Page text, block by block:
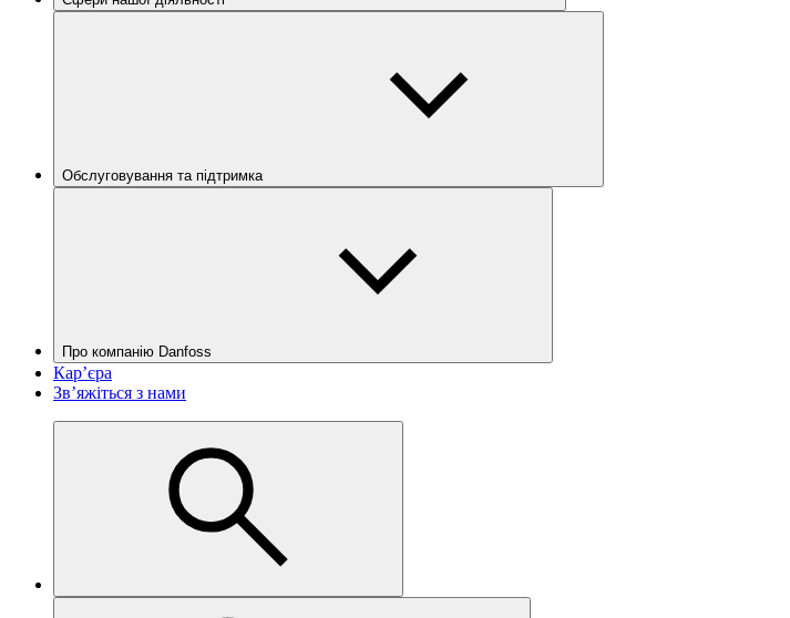
Обслуговування та підтримка
Про компанію Danfoss
Кар’єра
Зв’яжіться з нами